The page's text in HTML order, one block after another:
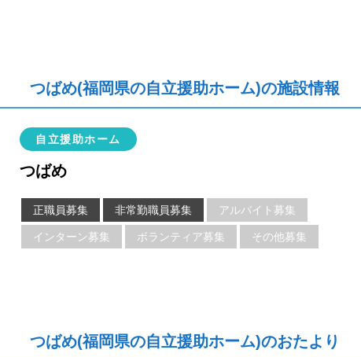
つばめ(福岡県の自立援助ホーム)の施設情報
自立援助ホーム
つばめ
正職員募集 非常勤職員募集 アルバイト募集
インターン募集 ボランティア募集 その他募集
つばめ(福岡県の自立援助ホーム)のおたより